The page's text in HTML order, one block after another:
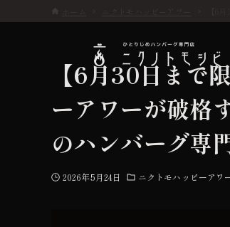
こだわり
お品書き
【6
【6月30日まで
ーアワーが破格
のハンバーグ専
2026年5月24日 ニクトモハッピーアワ